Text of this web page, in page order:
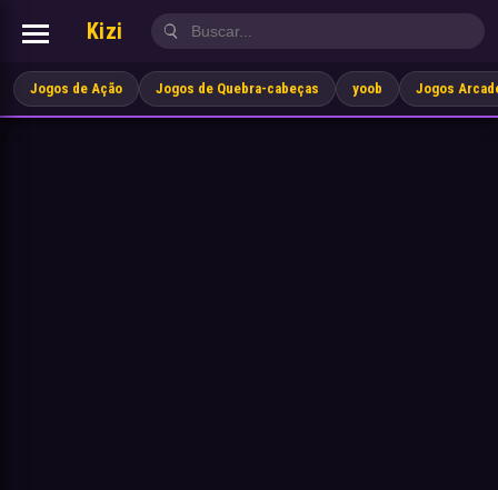
Kizi
Jogos de Ação Jogos de Quebra-cabeças yoob Jogos